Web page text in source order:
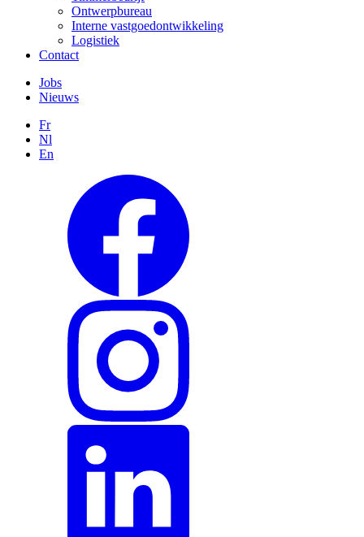
Ontwerpbureau
Interne vastgoedontwikkeling
Logistiek
Contact
Jobs
Nieuws
Fr
Nl
En